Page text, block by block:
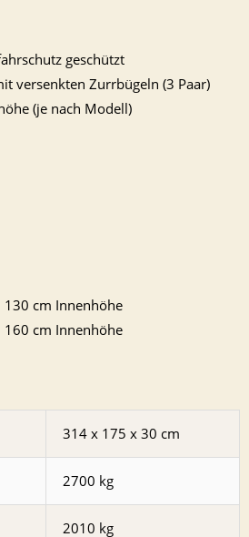
geschützt
versenkten Zurrbügeln (3 Paar)
(je nach Modell)
130 cm Innenhöhe
160 cm Innenhöhe
314 x 175 x 30 cm
2700 kg
2010 kg